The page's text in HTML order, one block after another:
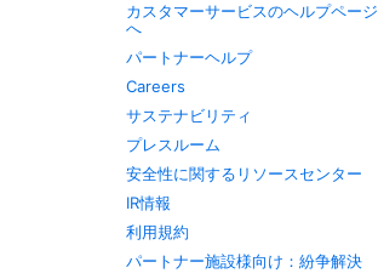
カスタマーサービスのヘルプページ
へ
パートナーヘルプ
Careers
サステナビリティ
プレスルーム
安全性に関するリソースセンター
IR情報
利用規約
パートナー施設様向け：紛争解決